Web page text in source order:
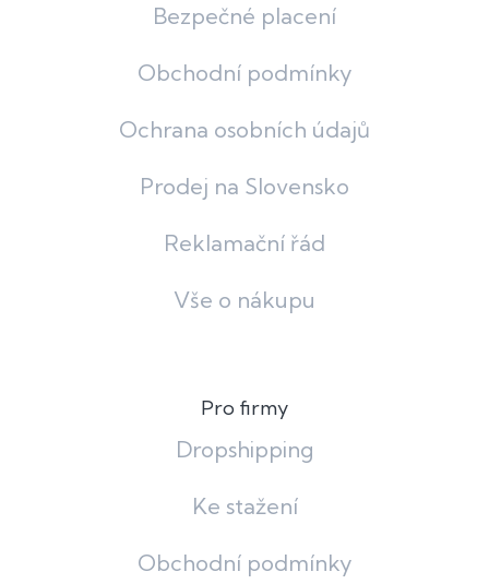
Bezpečné placení
Obchodní podmínky
Ochrana osobních údajů
Prodej na Slovensko
Reklamační řád
Vše o nákupu
Pro firmy
Dropshipping
Ke stažení
Obchodní podmínky